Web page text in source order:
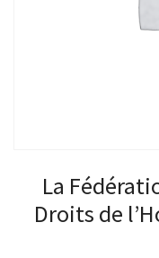
La
Droits de